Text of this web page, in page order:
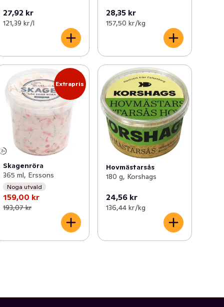
27,92 kr
121,39 kr /l
28,35 kr
157,50 kr /kg
Extrapris
Skagenröra
365 ml, Erssons
Noga utvald
159,00 kr
193,07 kr
Hovmästarsås
180 g, Korshags
24,56 kr
136,44 kr /kg